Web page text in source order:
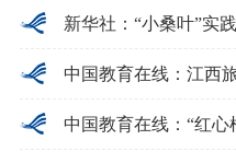
新华社：“小桑叶”实践队：青春
中国教育在线：江西旅游商贸职业学院“同心圆”实践
中国教育在线：“红心柚”实践队：红